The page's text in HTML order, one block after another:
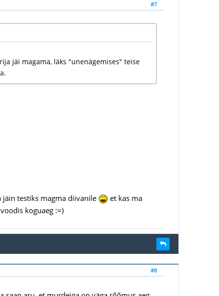
#7
jäi magama, läks "unenägemises" teise
testiks magma diivanile
et kas ma
koguaeg :=)
#8